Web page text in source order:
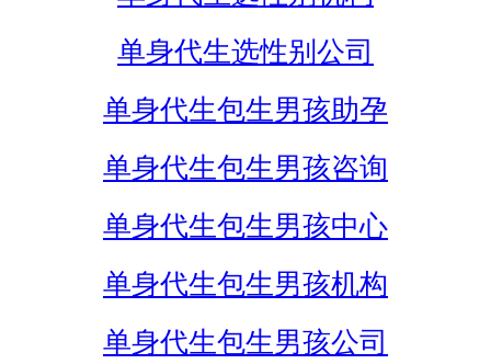
单身代生选性别公司
单身代生包生男孩助孕
单身代生包生男孩咨询
单身代生包生男孩中心
单身代生包生男孩机构
单身代生包生男孩公司